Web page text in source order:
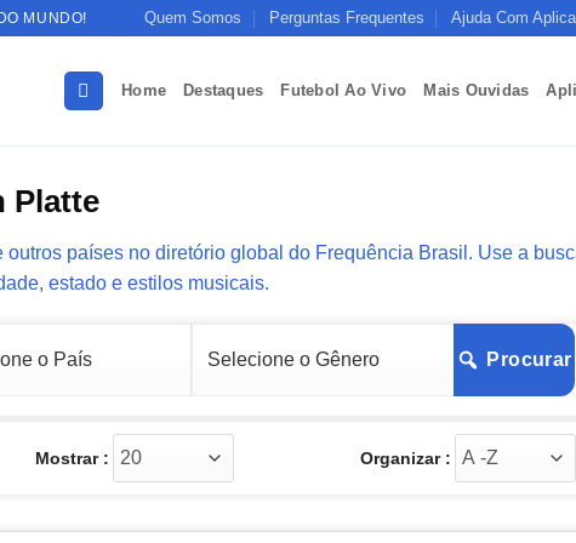
MUNDO! Quem Somos Perguntas Frequentes Ajuda Com
Home Destaques Futebol Ao Vivo Mais Ouvidas
Platte
outros países no diretório global do Frequência Brasil. Use a
estado e estilos musicais.
Procurar
Mostrar : Organizar :